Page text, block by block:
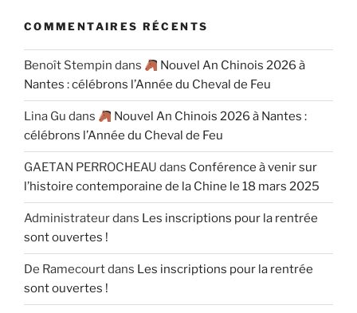
COMMENTAIRES RÉCENTS
Benoît Stempin dans
Nouvel An Chinois 2026 à
Nantes : célébrons l’Année du Cheval de Feu
Lina Gu dans
Nouvel An Chinois 2026 à Nantes :
célébrons l’Année du Cheval de Feu
GAETAN PERROCHEAU dans Conférence à venir sur
l’histoire contemporaine de la Chine le 18 mars 2025
Administrateurdans Les inscriptions pour la rentrée
sont ouvertes !
De Ramecourtdans Les inscriptions pour la rentrée
sont ouvertes !